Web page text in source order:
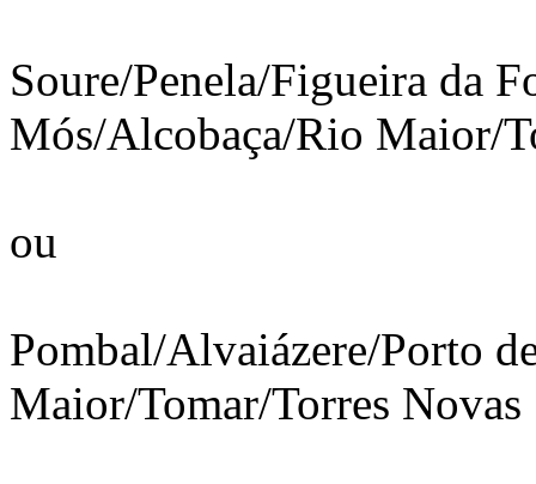
Soure/Penela/Figueira da
Mós/Alcobaça/Rio Maior/
ou
Pombal/Alvaiázere/Porto
Maior/Tomar/Torres Novas